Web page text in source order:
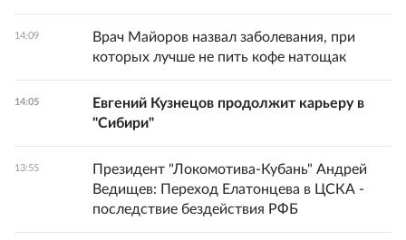
14:09
Врач Майоров назвал заболевания, при
которых лучше не пить кофе натощак
14:05
Евгений Кузнецов продолжит карьеру в
"Сибири"
13:55
Президент "Локомотива-Кубань" Андрей
Ведищев: Переход Елатонцева в ЦСКА -
последствие бездействия РФБ